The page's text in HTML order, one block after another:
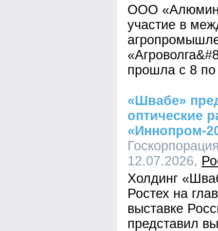
ООО
участие в
прошла с 8
«Швабе»
оптические
«Иннопром-
12.07.2026,
Холдинг
Ростех на
выставке
представил